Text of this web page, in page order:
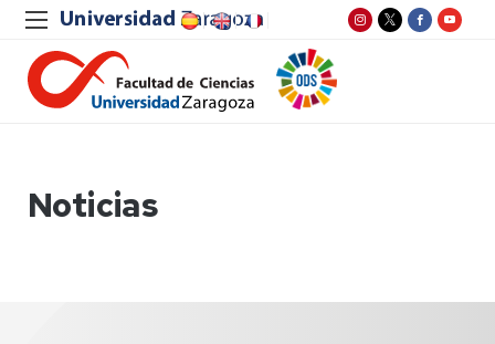
Noticias